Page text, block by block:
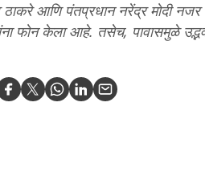
ठाकरे आणि पंतप्रधान नरेंद्र मोदी
फोन केला आहे. तसेच, पावासमुळे